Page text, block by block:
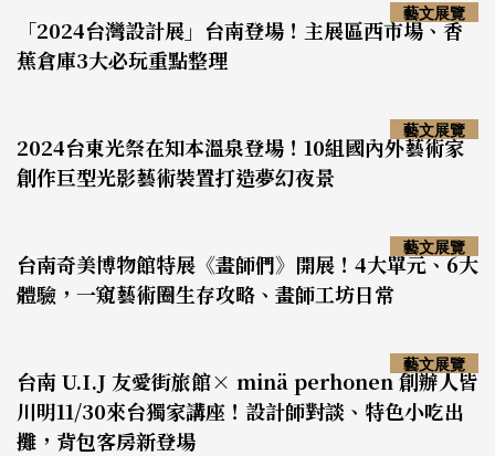
「2024台灣設計展」台南登場！主展區西市場、香
蕉倉庫3大必玩重點整理
藝文展覽
2024台東光祭在知本溫泉登場！10組國內外藝術家
創作巨型光影藝術裝置打造夢幻夜景
藝文展覽
台南奇美博物館特展《畫師們》開展！4大單元、6大
體驗，一窺藝術圈生存攻略、畫師工坊日常
藝文展覽
台南 U.I.J 友愛街旅館× minä perhonen 創辦人皆
川明11/30來台獨家講座！設計師對談、特色小吃出
攤，背包客房新登場
藝文展覽